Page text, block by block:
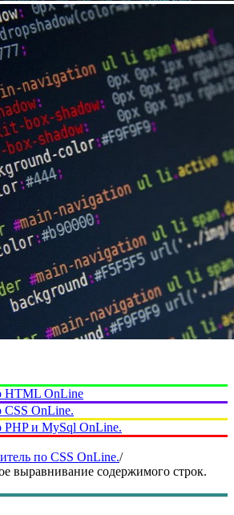
HTML OnLine
CSS OnLine.
PHP и MySql OnLine.
по CSS OnLine./
выравнивание содержимого строк.